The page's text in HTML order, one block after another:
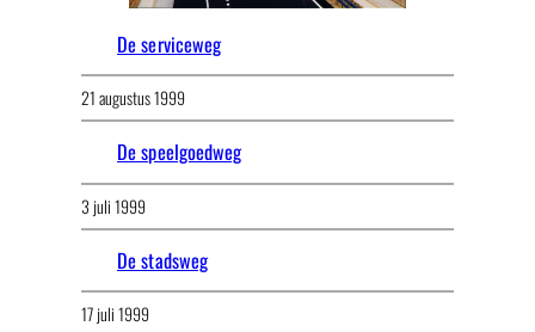
De serviceweg
21 augustus 1999
De speelgoedweg
3 juli 1999
De stadsweg
17 juli 1999